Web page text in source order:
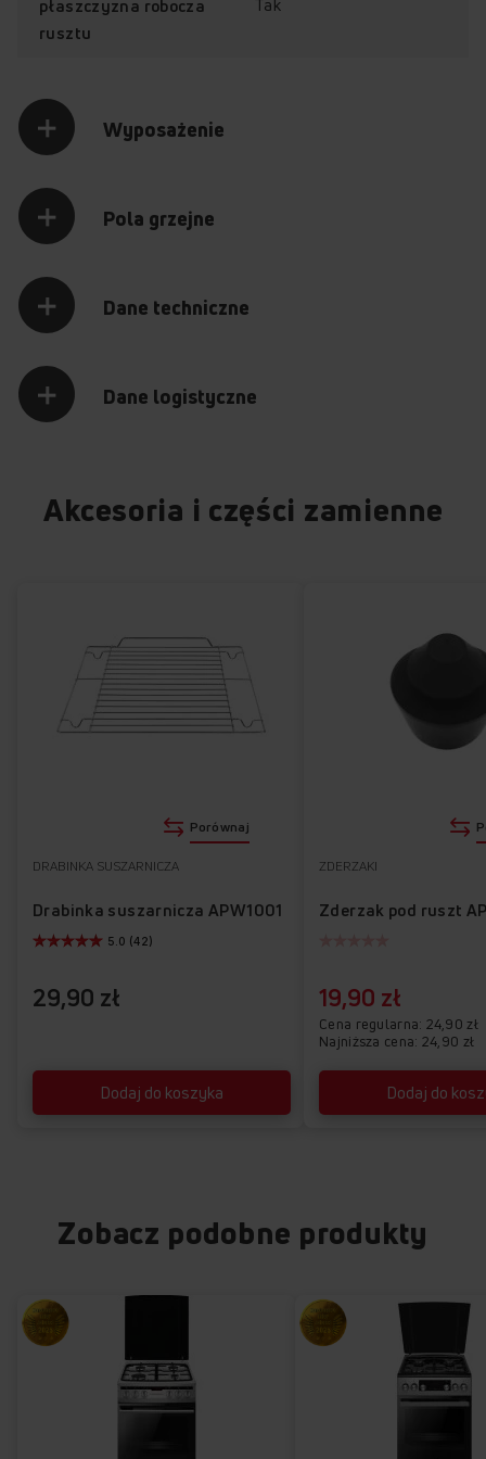
płaszczyzna robocza
rusztu
Tak
Wyposażenie
Pola grzejne
Dane techniczne
Dane logistyczne
Akcesoria i części zamienne
29,90 zł
DRABINKA SUSZARNICZA
Drabinka suszarnicza APW1001
Dodaj do koszyka
5.0 (42)
Porównaj
19,90 zł
Cena regularna 24,90 zł
Najniższa cena: 24,90 zł
ZDERZAKI
Zderzak pod ruszt
Dodaj do
Zobacz podobne produkty